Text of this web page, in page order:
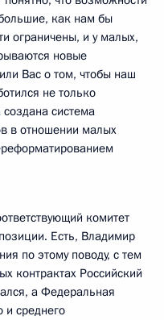
как нам бы
ограничены, и у малых,
новые
Вас о том, чтобы наш
не только
система
в отношении малых
комитет
Есть, Владимир
по этому поводу, с тем
контрактах Российский
а Федеральная
и среднего